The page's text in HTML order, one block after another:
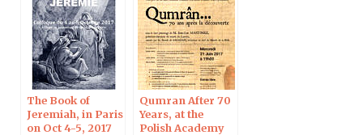
The Book of
Jeremiah, in Paris
on Oct 4-5, 2017
Qumran After 70
Years, at the
Polish Academy